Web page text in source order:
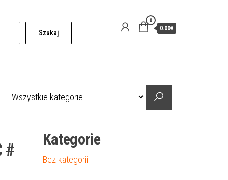
Szukaj
0
0.00€
#
Kategorie
Bez kategorii